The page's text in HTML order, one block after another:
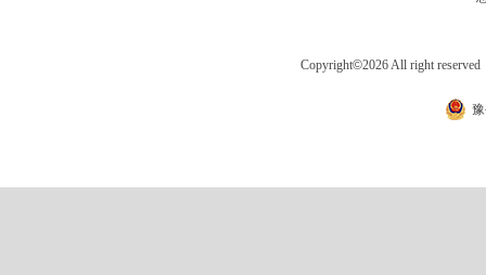
Copyright©2026 All right